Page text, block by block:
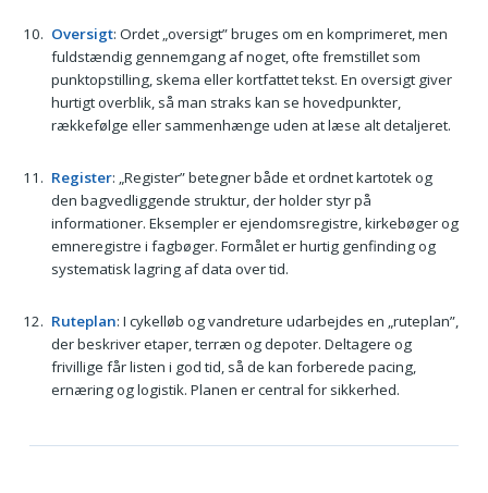
Oversigt: Ordet „oversigt” bruges om en komprimeret, men
fuldstændig gennemgang af noget, ofte fremstillet som
punktopstilling, skema eller kortfattet tekst. En oversigt giver
hurtigt overblik, så man straks kan se hovedpunkter,
rækkefølge eller sammenhænge uden at læse alt detaljeret.
Register: „Register” betegner både et ordnet kartotek og
den bagvedliggende struktur, der holder styr på
informationer. Eksempler er ejendomsregistre, kirkebøger og
emneregistre i fagbøger. Formålet er hurtig genfinding og
systematisk lagring af data over tid.
Ruteplan: I cykelløb og vandreture udarbejdes en „ruteplan”,
der beskriver etaper, terræn og depoter. Deltagere og
frivillige får listen i god tid, så de kan forberede pacing,
ernæring og logistik. Planen er central for sikkerhed.